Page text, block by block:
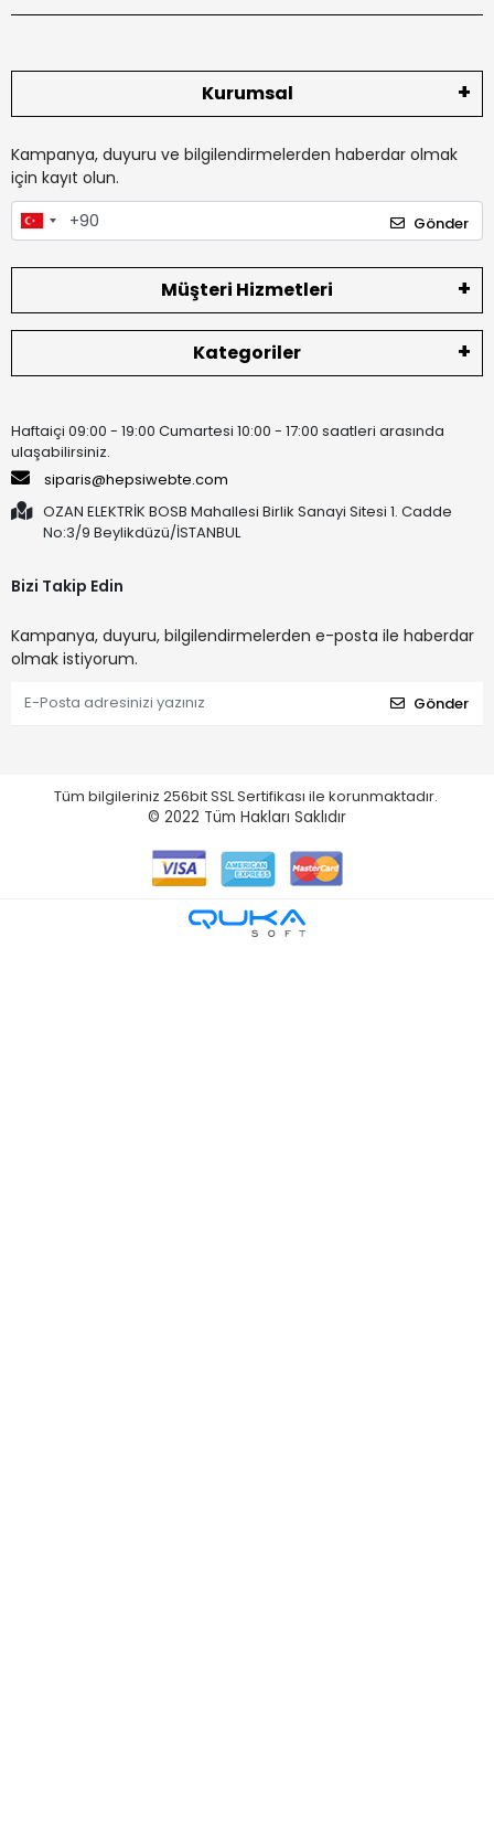
Kurumsal
Kampanya, duyuru ve bilgilendirmelerden haberdar olmak
için kayıt olun.
Gönder
Müşteri Hizmetleri
Kategoriler
Haftaiçi 09:00 - 19:00 Cumartesi 10:00 - 17:00 saatleri arasında
ulaşabilirsiniz.
siparis@hepsiwebte.com
OZAN ELEKTRİK BOSB Mahallesi Birlik Sanayi Sitesi 1. Cadde
No:3/9 Beylikdüzü/İSTANBUL
Bizi Takip Edin
Kampanya, duyuru, bilgilendirmelerden e-posta ile haberdar
olmak istiyorum.
Gönder
Tüm bilgileriniz 256bit SSL Sertifikası ile korunmaktadır.
© 2022 Tüm Hakları Saklıdır